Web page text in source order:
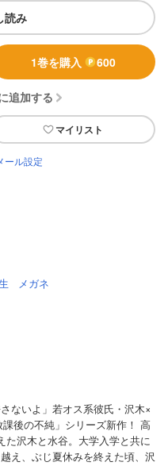
読み
1巻を購入 600
追加する
マイリスト
ール設定
メガネ
ないよ」若オス系彼氏・沢木×
後の不純」シリーズ新作！ 高
た沢木と水谷。大学入学と共に
え、ぶじ夏休みを終えた頃、沢